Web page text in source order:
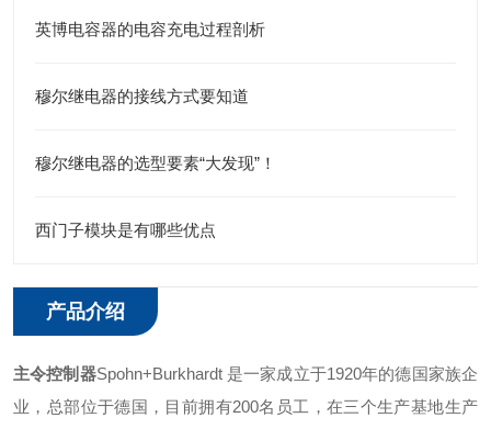
英博电容器的电容充电过程剖析
穆尔继电器的接线方式要知道
穆尔继电器的选型要素“大发现”！
西门子模块是有哪些优点
产品介绍
主令控制器Spohn+Burkhardt 是一家成立于1920年的德国家族企
业，总部位于德国，目前拥有200名员工，在三个生产基地生产